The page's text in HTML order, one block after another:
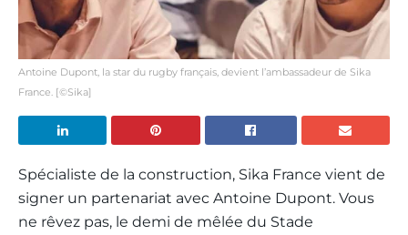
Antoine Dupont, la star du rugby français, devient l’ambassadeur de Sika
France. [©Sika]
Spécialiste de la construction, Sika France vient de
signer un partenariat avec Antoine Dupont. Vous
ne rêvez pas, le demi de mêlée du Stade